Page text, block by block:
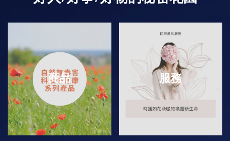
商品 服務